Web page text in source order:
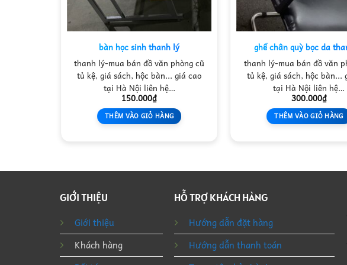
bàn học sinh thanh lý
thanh lý-mua bán đồ văn phòng cũ
tủ kệ, giá sách, hộc bàn... giá cao
tại Hà Nội liên hệ…
150.000₫
THÊM VÀO GIỎ HÀNG
ghế chân quỳ bọc da
thanh lý-mua bán đồ văn
tủ kệ, giá sách, hộc bàn...
tại Hà Nội liên hệ…
300.000₫
THÊM VÀO GIỎ HÀNG
GIỚI THIỆU
Giới thiệu
Khách hàng
HỖ TRỢ KHÁCH HÀNG
Hướng dẫn đặt hàng
Hướng dẫn thanh toán